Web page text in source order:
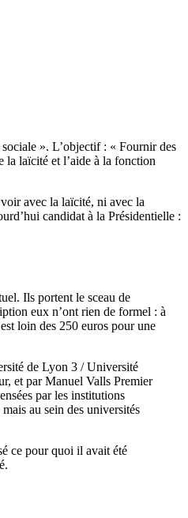
». L’objectif : « Fournir des
la laïcité et l’aide à la fonction
avec la laïcité, ni avec la
candidat à la Présidentielle :
Ils portent le sceau de
eux n’ont rien de formel : à
loin des 250 euros pour une
de Lyon 3 / Université
et par Manuel Valls Premier
par les institutions
au sein des universités
ce pour quoi il avait été